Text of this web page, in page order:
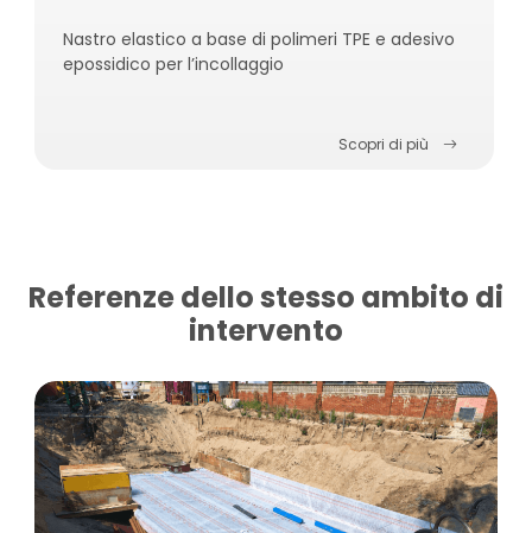
Nastro elastico a base di polimeri TPE e adesivo
epossidico per l’incollaggio
Scopri di più
Referenze dello stesso ambito di
intervento